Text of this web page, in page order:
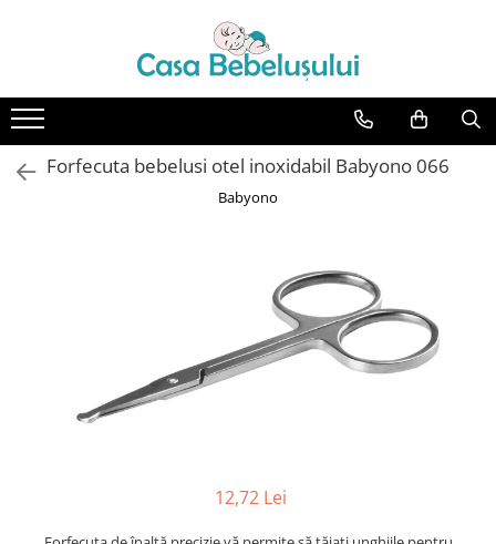
Toate Produsele
Accesorii carucioare copii
Accesorii carucioare
Genti
Accesorii ingrijire copii
Bureti baie cadita
Covorase baie
Forfecuta bebelusi otel inoxidabil Babyono 066
Babyono
12,72 Lei